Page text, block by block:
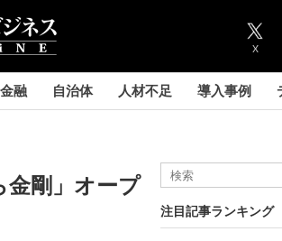
X
金融 自治体 人材不足 導入事例
金剛」オープ
注目記事ランキング